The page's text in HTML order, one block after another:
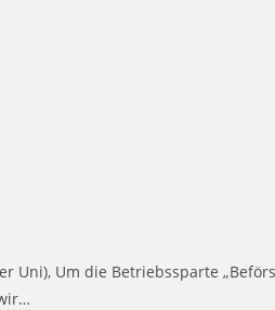
Uni), Um die Betriebssparte